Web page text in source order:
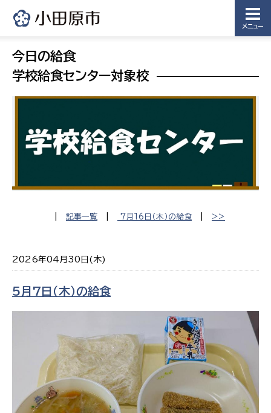
メニュー
今日の給食
学校給食センター対象校
記事一覧 7月16日（木）の給食 >>
2026年04月30日(木)
5月7日（木）の給食